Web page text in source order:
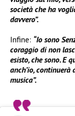
società che ha
davvero”.
Infine: “Io sono
coraggio di non
esisto, che sono. E
anch’io,
musica”.